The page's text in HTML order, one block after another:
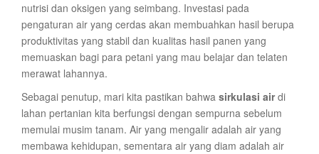
nutrisi dan oksigen yang seimbang. Investasi pada
pengaturan air yang cerdas akan membuahkan hasil berupa
produktivitas yang stabil dan kualitas hasil panen yang
memuaskan bagi para petani yang mau belajar dan telaten
merawat lahannya.
Sebagai penutup, mari kita pastikan bahwa sirkulasi airdi
lahan pertanian kita berfungsi dengan sempurna sebelum
memulai musim tanam. Air yang mengalir adalah air yang
membawa kehidupan, sementara air yang diam adalah air